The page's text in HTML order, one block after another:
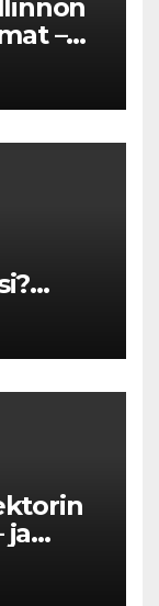
–
ja